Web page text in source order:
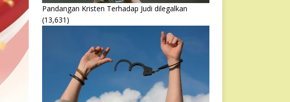
Pandangan Kristen Terhadap Judi dilegalkan
(13,631)